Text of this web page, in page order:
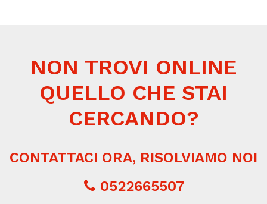
NON TROVI ONLINE
QUELLO CHE STAI
CERCANDO?
CONTATTACI ORA, RISOLVIAMO NOI
0522665507